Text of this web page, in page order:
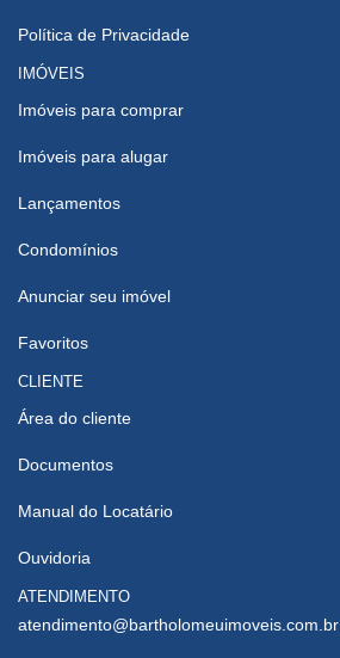
Política de Privacidade
IMÓVEIS
Imóveis para comprar
Imóveis para alugar
Lançamentos
Condomínios
Anunciar seu imóvel
Favoritos
CLIENTE
Área do cliente
Documentos
Manual do Locatário
Ouvidoria
ATENDIMENTO
atendimento@bartholomeuimoveis.com.br